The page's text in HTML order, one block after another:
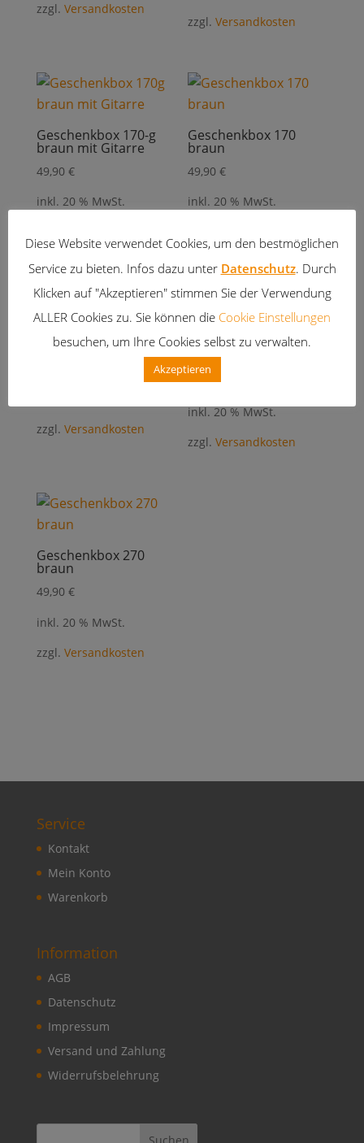
zzgl. Versandkosten
zzgl.Versandkosten
Geschenkbox 170-g
braun mit Gitarre
49,90 €
inkl. 20 % MwSt.
Geschenkbox 170
braun
49,90€
inkl. 20 % MwSt.
Geschenkbox 230 rosa
zzgl. Versandkosten
Geschenkbox 250
grün
49,90€
inkl. 20 % MwSt.
zzgl.Versandkosten
Geschenkbox 270
braun
49,90 €
inkl. 20 % MwSt.
zzgl. Versandkosten
Service
Kontakt
Mein Konto
Warenkorb
Information
AGB
Datenschutz
Impressum
Versand und Zahlung
Widerrufsbelehrung
Diese Website verwendet Cookies, um den bestmöglichen
Service zu bieten. Infos dazu unter Datenschutz. Durch
Klicken auf "Akzeptieren" stimmen Sie der Verwendung
ALLER Cookies zu. Sie können die Cookie Einstellungen
besuchen, um Ihre Cookies selbst zu verwalten.
Akzeptieren